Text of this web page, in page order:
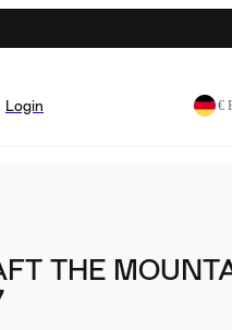
Login €
THE